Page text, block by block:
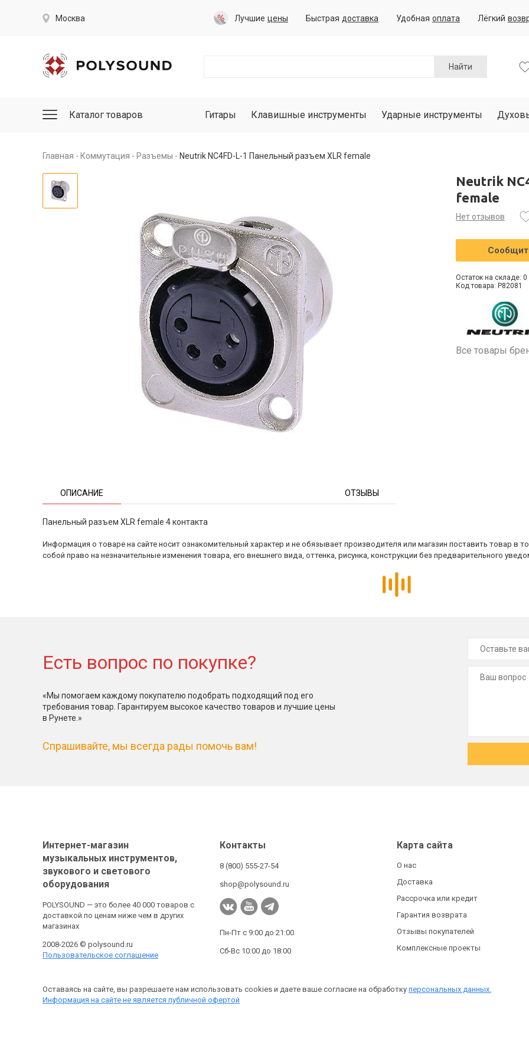
Москва Лучшие цены Быстрая доставка Удобная оплата Лёгкий
Найти
Каталог товаров Гитары Клавишные инструменты Ударные инструменты
Главная Коммутация Разъемы Neutrik NC4FD-L-1 Панельный разъем XLR female
ОПИСАНИЕ ОТЗЫВЫ
Панельный разъем XLR female 4 контакта
Neutrik
female
Нет отзывов
Остаток на складе: 0
Код товара: P82081
Все товары
Информация о товаре на сайте носит ознакомительный характер и не обязывает производителя или магазин поставить товар в
собой право на незначительные изменения товара, его внешнего вида, оттенка, рисунка, конструкции без предварительного
Есть вопрос по покупке?
«Мы помогаем каждому покупателю подобрать подходящий под его
требования товар. Гарантируем высокое качество товаров и лучшие цены
в Рунете.»
Спрашивайте, мы всегда рады помочь вам!
Интернет-магазин
музыкальных инструментов,
звукового и светового
оборудования
POLYSOUND — это более 40 000 товаров с
доставкой по ценам ниже чем в других
магазинах
2008-2026 © polysound.ru
Пользовательское соглашение
Контакты
8 (800) 555-27-54
shop@polysound.ru
Пн-Пт с 9:00 до 21:00
Сб-Вс 10:00 до 18:00
Карта сайта
О нас
Доставка
Рассрочка или кредит
Гарантия возврата
Отзывы покупателей
Комплексные проекты
Оставаясь на сайте, вы разрешаете нам использовать cookies и даете ваше согласие на обработку персональных данных.
Информация на сайте не является публичной офертой